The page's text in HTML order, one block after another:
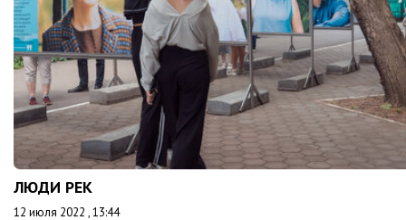
ЛЮДИ РЕК
12 июля 2022 , 13:44